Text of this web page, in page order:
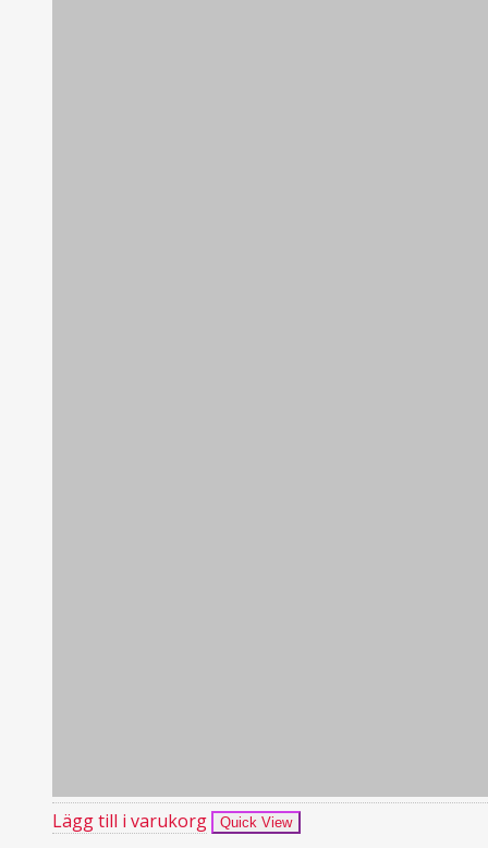
Lägg till i varukorg Quick View